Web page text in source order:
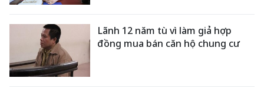
Lãnh 12 năm tù vì làm giả hợp
đồng mua bán căn hộ chung cư